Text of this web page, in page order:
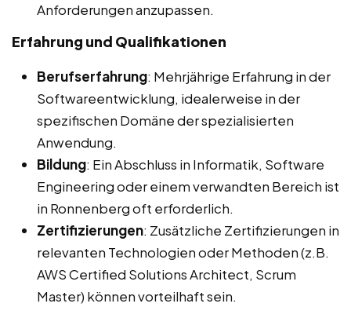
Anforderungen anzupassen.
Erfahrung und Qualifikationen
Berufserfahrung: Mehrjährige Erfahrung in der
Softwareentwicklung, idealerweise in der
spezifischen Domäne der spezialisierten
Anwendung.
Bildung: Ein Abschluss in Informatik, Software
Engineering oder einem verwandten Bereich ist
in Ronnenberg oft erforderlich.
Zertifizierungen: Zusätzliche Zertifizierungen in
relevanten Technologien oder Methoden (z.B.
AWS Certified Solutions Architect, Scrum
Master) können vorteilhaft sein.